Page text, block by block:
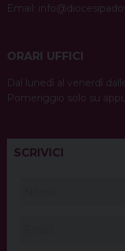
Email:
ORARI UFFICI
Dal lunedì al venerdì
Pomeriggio solo su
SCRIVICI